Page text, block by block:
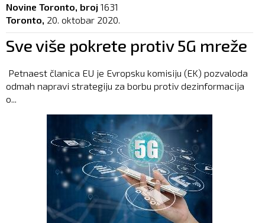
Novine Toronto, broj 1631
Toronto, 20. oktobar 2020.
Sve više pokrete protiv 5G mreže
Petnaest članica EU je Evropsku komisiju (EK) pozvaloda
odmah napravi strategiju za borbu protiv dezinformacija
o...